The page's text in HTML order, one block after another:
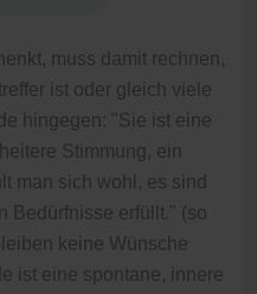
muss damit rechnen,
ist oder gleich viele
hingegen: "Sie ist eine
Stimmung, ein
man sich wohl, es sind
Bedürfnisse erfüllt." (so
keine Wünsche
ist eine spontane, innere